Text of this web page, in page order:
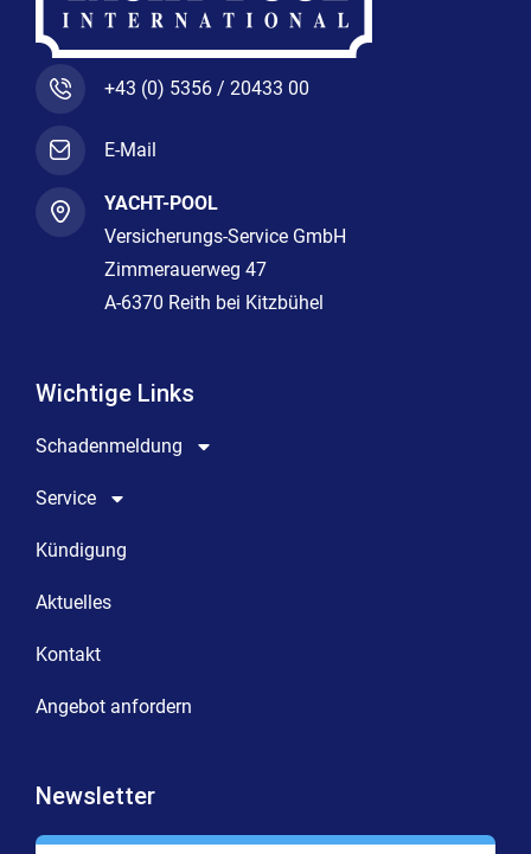
+43 (0) 5356 / 20433 00
E-Mail
YACHT-POOL
Versicherungs-Service GmbH
Zimmerauerweg 47
A-6370 Reith bei Kitzbühel
Wichtige Links
Schadenmeldung
Service
Kündigung
Aktuelles
Kontakt
Angebot anfordern
Newsletter